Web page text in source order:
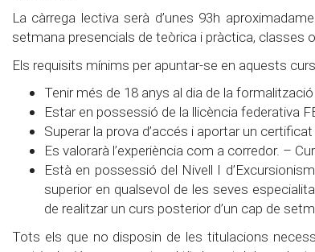
La càrrega lectiva serà d’unes 93h
setmana presencials de teòrica i pràctica, classes
Els requisits mínims per apuntar-se en aquests
Tenir més de 18 anys al dia de la
Estar en possessió de la llicència federativa
Superar la prova d’accés i aportar un
Es valorarà l’experiència com a corredor. –
Està en possessió del Nivell I
superior en qualsevol de les seves
de realitzar un curs posterior d’un cap de
Tots els que no disposin de les titulacions